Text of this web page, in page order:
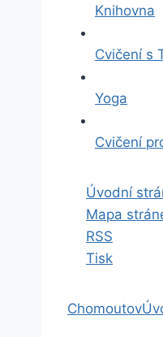
Knihovna
Cvičení s
Yoga
Cvičení
Úvodní
Mapa
RSS
Tisk
Chomoutov